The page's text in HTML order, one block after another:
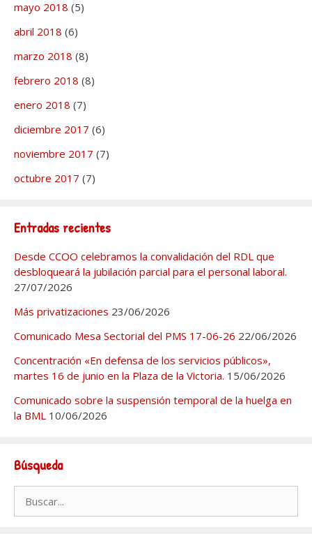
mayo 2018 (5)
abril 2018 (6)
marzo 2018 (8)
febrero 2018 (8)
enero 2018 (7)
diciembre 2017 (6)
noviembre 2017 (7)
octubre 2017 (7)
Entradas recientes
Desde CCOO celebramos la convalidación del RDL que
desbloqueará la jubilación parcial para el personal laboral.
27/07/2026
Más privatizaciones 23/06/2026
Comunicado Mesa Sectorial del PMS 17-06-26 22/06/2026
Concentración «En defensa de los servicios públicos»,
martes 16 de junio en la Plaza de la Victoria. 15/06/2026
Comunicado sobre la suspensión temporal de la huelga en
la BML 10/06/2026
Búsqueda